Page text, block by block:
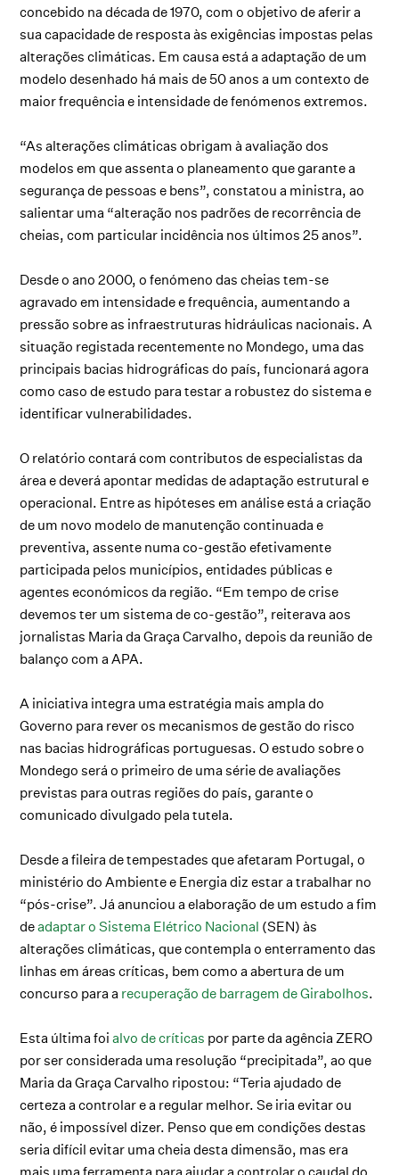
concebido na década de 1970, com o objetivo de aferir a
sua capacidade de resposta às exigências impostas pelas
alterações climáticas. Em causa está a adaptação de um
modelo desenhado há mais de 50 anos a um contexto de
maior frequência e intensidade de fenómenos extremos.
“As alterações climáticas obrigam à avaliação dos
modelos em que assenta o planeamento que garante a
segurança de pessoas e bens”, constatou a ministra, ao
salientar uma “alteração nos padrões de recorrência de
cheias, com particular incidência nos últimos 25 anos”.
Desde o ano 2000, o fenómeno das cheias tem-se
agravado em intensidade e frequência, aumentando a
pressão sobre as infraestruturas hidráulicas nacionais. A
situação registada recentemente no Mondego, uma das
principais bacias hidrográficas do país, funcionará agora
como caso de estudo para testar a robustez do sistema e
identificar vulnerabilidades.
O relatório contará com contributos de especialistas da
área e deverá apontar medidas de adaptação estrutural e
operacional. Entre as hipóteses em análise está a criação
de um novo modelo de manutenção continuada e
preventiva, assente numa co-gestão efetivamente
participada pelos municípios, entidades públicas e
agentes económicos da região. “Em tempo de crise
devemos ter um sistema de co-gestão”, reiterava aos
jornalistas Maria da Graça Carvalho, depois da reunião de
balanço com a APA.
A iniciativa integra uma estratégia mais ampla do
Governo para rever os mecanismos de gestão do risco
nas bacias hidrográficas portuguesas. O estudo sobre o
Mondego será o primeiro de uma série de avaliações
previstas para outras regiões do país, garante o
comunicado divulgado pela tutela.
Desde a fileira de tempestades que afetaram Portugal, o
ministério do Ambiente e Energia diz estar a trabalhar no
“pós-crise”. Já anunciou a elaboração de um estudo a fim
deadaptar o Sistema Elétrico Nacional (SEN) às
alterações climáticas, que contempla o enterramento das
linhas em áreas críticas, bem como a abertura de um
concurso para a recuperação de barragem de Girabolhos.
Esta última foialvo de críticas por parte da agência ZERO
por ser considerada uma resolução “precipitada”, ao que
Maria da Graça Carvalho ripostou: “Teria ajudado de
certeza a controlar e a regular melhor. Se iria evitar ou
não, é impossível dizer. Penso que em condições destas
seria difícil evitar uma cheia desta dimensão, mas era
mais uma ferramenta para ajudar a controlar o caudal do